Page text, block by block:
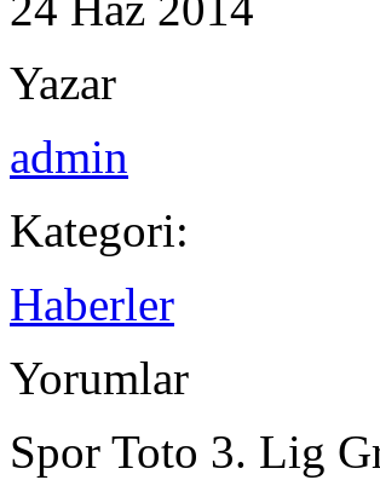
Yazar
admin
Kategori:
Haberler
Yorumlar
Spor Toto 3. Lig